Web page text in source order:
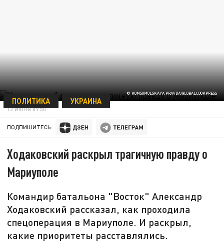
© KOMSOMOLSKAYA PRAVDA/GLOBALLOOKPRESS
ПОЛИТИКА УКРАИНА
12 ИЮНЯ 09:50
ПОДПИШИТЕСЬ:
Ходаковский раскрыл трагичную правду о
Мариуполе
Командир батальона "Восток" Александр
Ходаковский рассказал, как проходила
спецоперация в Мариуполе. И раскрыл,
какие приоритеты расставлялись.